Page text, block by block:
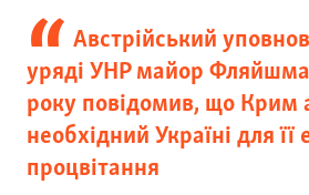
Австрійський
уряді УНР майор
року повідомив, що Крим
необхідний Україні для її
процвітання